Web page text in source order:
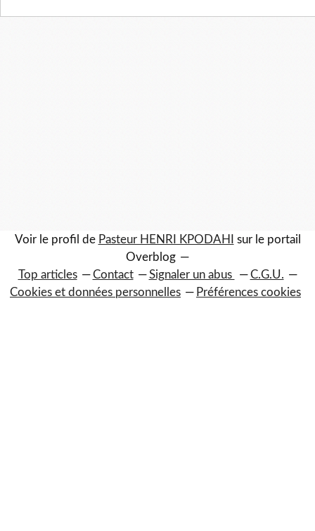
Voir le profil de Pasteur HENRI KPODAHI
sur le portail
Overblog
Top articles
Contact Signaler un abus
C.G.U.
Cookies et données personnelles
Préférences cookies